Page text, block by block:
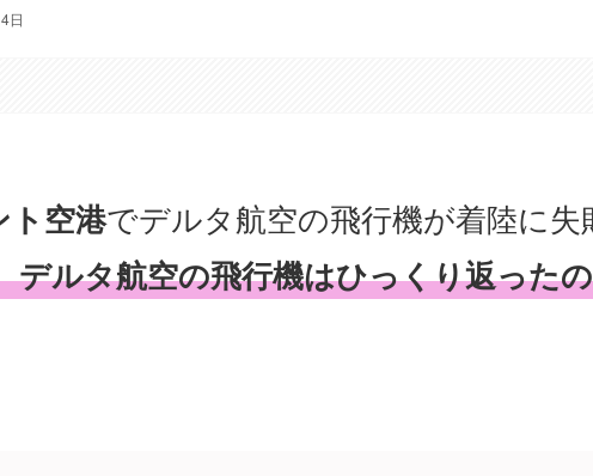
日
ト空港でデルタ航空の飛行機が着陸に失
デルタ航空の飛行機はひっくり返った